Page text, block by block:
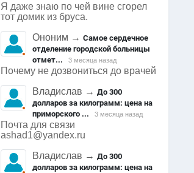
1298
0
0
Арсеньев
Арсеньев
Я даже знаю по чей вине сгорел
тот домик из бруса.
Ононим →Самое сердечное
отделение городской больницы
отмет...
3 месяца назад
Почему не дозвониться до врачей
Владислав →До 300
долларов за килограмм: цена на
приморского ...
3 месяца назад
Почта для связи
ashad1@yandex.ru
Владислав →До 300
долларов за килограмм: цена на